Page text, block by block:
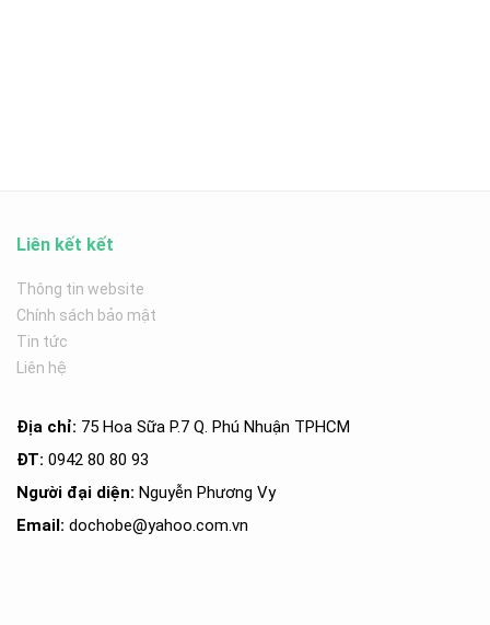
Liên kết kết
Thông tin website
Chính sách bảo mật
Tin tức
Liên hệ
Địa chỉ: 75 Hoa Sữa P.7 Q. Phú Nhuận TPHCM
ĐT: 0942 80 80 93
Người đại diện: Nguyễn Phương Vy
Email: dochobe@yahoo.com.vn